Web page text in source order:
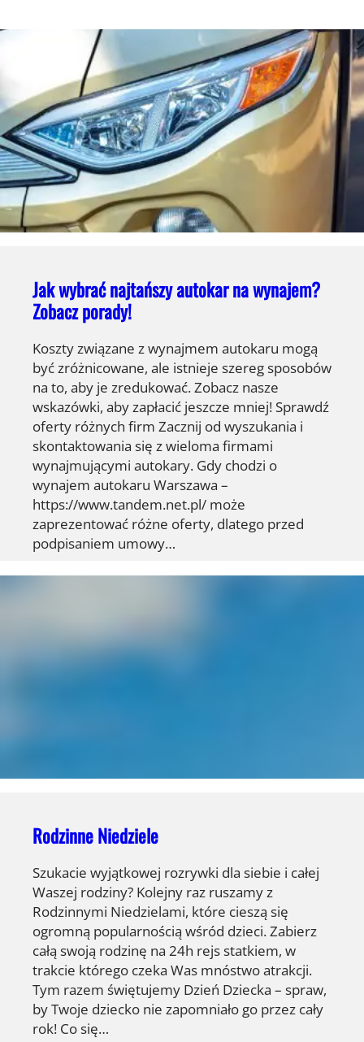
Jak wybrać najtańszy autokar na wynajem?
Zobacz porady!
Koszty związane z wynajmem autokaru mogą
być zróżnicowane, ale istnieje szereg sposobów
na to, aby je zredukować. Zobacz nasze
wskazówki, aby zapłacić jeszcze mniej! Sprawdź
oferty różnych firm Zacznij od wyszukania i
skontaktowania się z wieloma firmami
wynajmującymi autokary. Gdy chodzi o
wynajem autokaru Warszawa –
https://www.tandem.net.pl/ może
zaprezentować różne oferty, dlatego przed
podpisaniem umowy…
Rodzinne Niedziele
Szukacie wyjątkowej rozrywki dla siebie i całej
Waszej rodziny? Kolejny raz ruszamy z
Rodzinnymi Niedzielami, które cieszą się
ogromną popularnością wśród dzieci. Zabierz
całą swoją rodzinę na 24h rejs statkiem, w
trakcie którego czeka Was mnóstwo atrakcji.
Tym razem świętujemy Dzień Dziecka – spraw,
by Twoje dziecko nie zapomniało go przez cały
rok! Co się…